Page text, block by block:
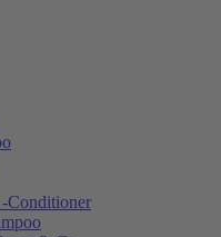
Conditioner